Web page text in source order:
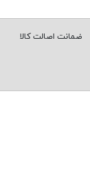
ضمانت اصالت کالا